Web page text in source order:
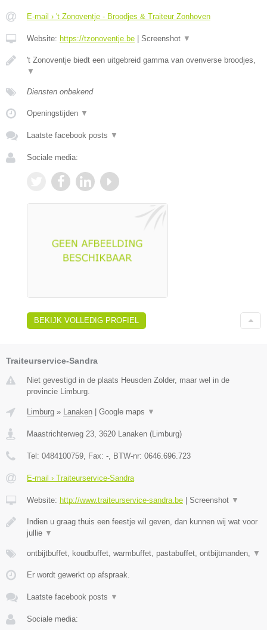
E-mail › 't Zonoventje - Broodjes & Traiteur Zonhoven
Website: https://tzonoventje.be Screenshot ▼
't Zonoventje biedt een uitgebreid gamma van ovenverse broodjes,
▼
Diensten onbekend
Openingstijden ▼
Laatste facebook posts ▼
Sociale media:
BEKIJK VOLLEDIG PROFIEL
Traiteurservice-Sandra
Niet gevestigd in de plaats Heusden Zolder, maar wel in de
provincie Limburg.
Limburg » Lanaken Google maps ▼
Maastrichterweg 23 3620 Lanaken ( Limburg)
Tel: 0484100759 , Fax: - , BTW-nr: 0646.696.723
E-mail › Traiteurservice-Sandra
Website: http://www.traiteurservice-sandra.be Screenshot ▼
Indien u graag thuis een feestje wil geven, dan kunnen wij wat voor
jullie ▼
ontbijtbuffet, koudbuffet, warmbuffet, pastabuffet, ontbijtmanden, ▼
Er wordt gewerkt op afspraak.
Laatste facebook posts ▼
Sociale media: